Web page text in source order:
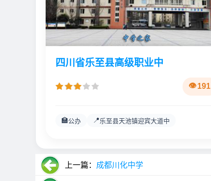
四川省乐至县高级职业中
191
🏫公办 📍乐至县天池镇迎宾大道中
上一篇： 成都川化中学